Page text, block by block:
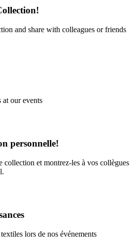
and share with colleagues or friends
at our events
personnelle!
collection et montrez-les à vos collègues
lors de nos événements